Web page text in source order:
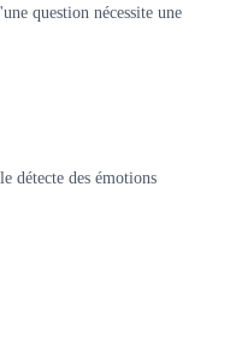
question nécessite une
détecte des émotions